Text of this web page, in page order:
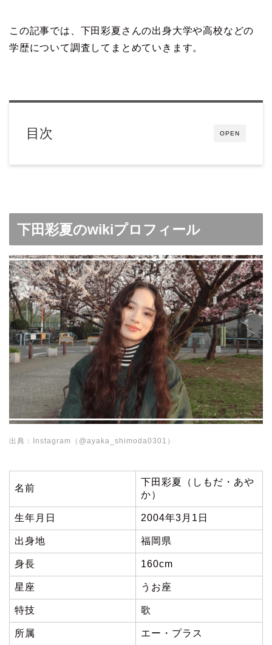
この記事では、下田彩夏さんの出身大学や高校などの
学歴について調査してまとめていきます。
OPEN
目次
下田彩夏のwikiプロフィール
出典：Instagram（@ayaka_shimoda0301）
名前
下田彩夏（しもだ・あや
か）
生年月日 2004年3月1日
出身地 福岡県
身長 160cm
星座 うお座
特技 歌
所属 エー・プラス